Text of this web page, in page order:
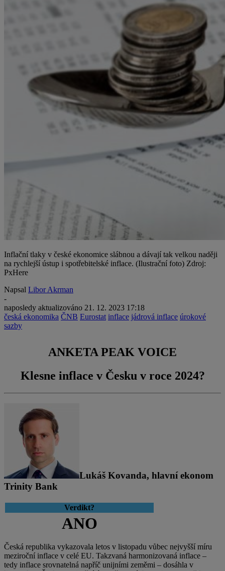
Inflační tlaky v české ekonomice slábnou a dávají tak velkou naději
na rychlejší ústup i spotřebitelské inflace. (Ilustrační foto) Zdroj:
PxHere
Napsal Libor Akrman
-
naposledy aktualizováno 21. 12. 2023 17:18
česká ekonomika ČNB Eurostat inflace jádrová inflace úrokové
sazby
ANKETA PEAK VOICE
Klesne inflace v Česku v roce 2024?
Lukáš Kovanda, hlavní ekonom
Trinity Bank
Verdikt?
ANO
Česká republika vykazovala letos v listopadu vůbec nejvyšší míru
meziroční inflace v celé EU. Takzvaná harmonizovaná inflace –
tedy inflace srovnatelná napříč unijními zeměmi – dosáhla v